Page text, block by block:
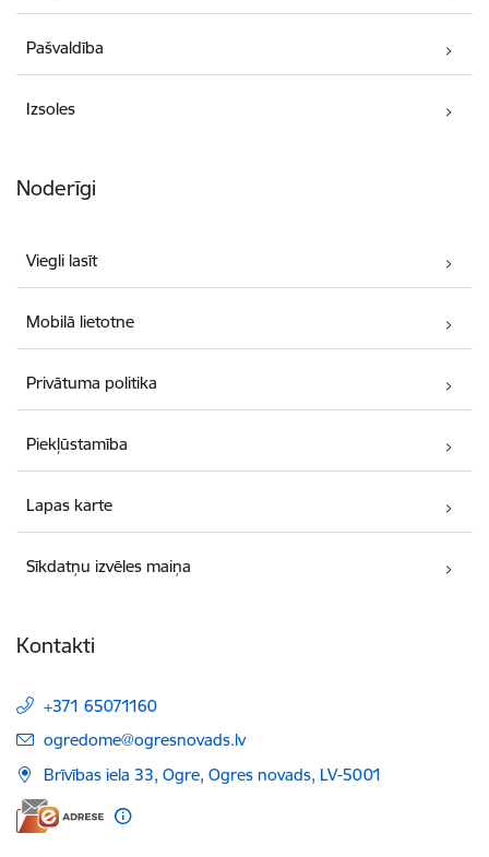
Pašvaldība
Izsoles
Noderīgi
Viegli lasīt
Mobilā lietotne
Privātuma politika
Piekļūstamība
Lapas karte
Sīkdatņu izvēles maiņa
Kontakti
+371 65071160
E-pasts:
ogredome@ogresnovads.lv
Brīvības iela 33, Ogre, Ogres novads, LV-5001